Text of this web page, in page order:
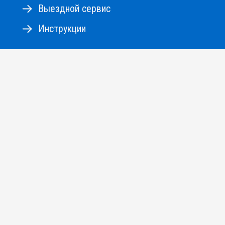
Выездной сервис
Инструкции